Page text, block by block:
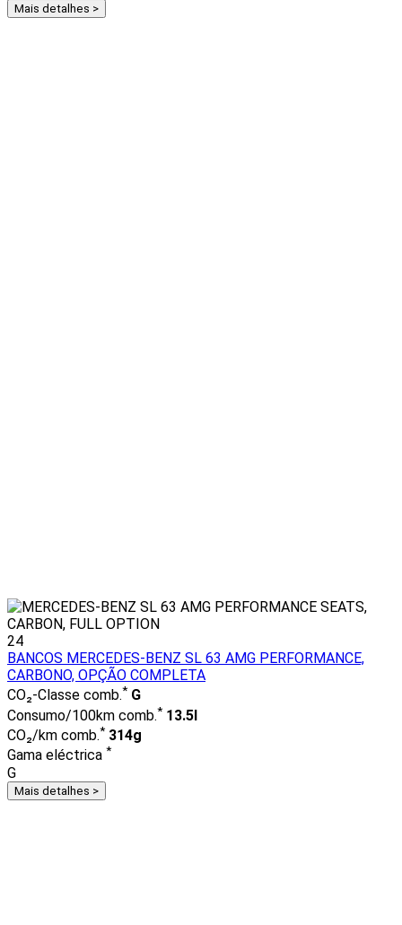
Mais detalhes >
24
BANCOS MERCEDES-BENZ SL 63 AMG PERFORMANCE,
CARBONO, OPÇÃO COMPLETA
CO₂-Classe comb.* G
Consumo/100km comb.* 13.5l
CO₂/km comb.* 314g
Gama eléctrica *
G
Mais detalhes >